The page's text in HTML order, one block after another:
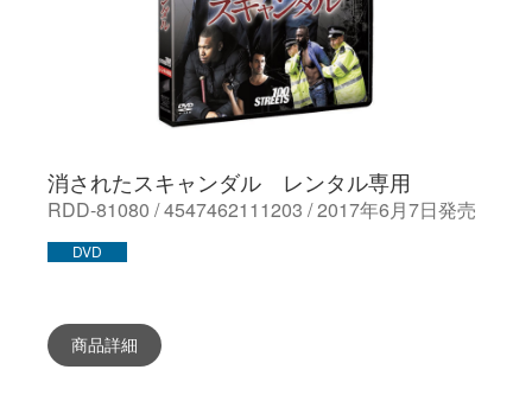
消されたスキャンダル レンタル専用
RDD-81080 / 4547462111203 / 2017年6月7日発売
DVD
商品詳細